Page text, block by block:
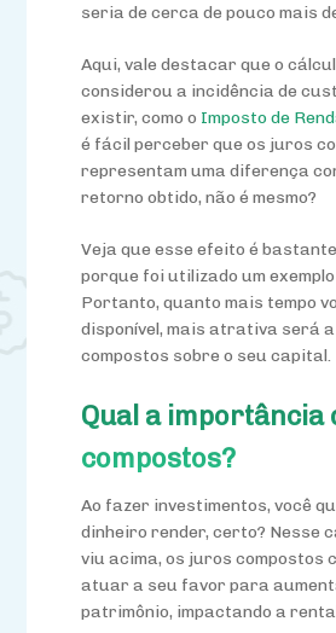
seria de cerca de pouco mais
Aqui, vale destacar que o
considerou a incidência de
existir, como o Imposto de
é fácil perceber que os juros
representam uma diferença
retorno obtido, não é mesmo?
Veja que esse efeito é
porque foi utilizado um
Portanto, quanto mais tempo
disponível, mais atrativa será
compostos sobre o seu capital.
Qual a importância
compostos?
Ao fazer investimentos, você
dinheiro render, certo? Nesse
viu acima, os juros compostos
atuar a seu favor para
patrimônio, impactando a